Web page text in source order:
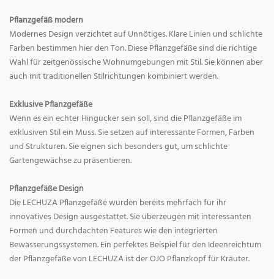
Pflanzgefäß modern
Modernes Design verzichtet auf Unnötiges. Klare Linien und schlichte
Farben bestimmen hier den Ton. Diese Pflanzgefäße sind die richtige
Wahl für zeitgenössische Wohnumgebungen mit Stil. Sie können aber
auch mit traditionellen Stilrichtungen kombiniert werden.
Exklusive Pflanzgefäße
Wenn es ein echter Hingucker sein soll, sind die Pflanzgefäße im
exklusiven Stil ein Muss. Sie setzen auf interessante Formen, Farben
und Strukturen. Sie eignen sich besonders gut, um schlichte
Gartengewächse zu präsentieren.
Pflanzgefäße Design
Die LECHUZA Pflanzgefäße wurden bereits mehrfach für ihr
innovatives Design ausgestattet. Sie überzeugen mit interessanten
Formen und durchdachten Features wie den integrierten
Bewässerungssystemen. Ein perfektes Beispiel für den Ideenreichtum
der Pflanzgefäße von LECHUZA ist der OJO Pflanzkopf für Kräuter.